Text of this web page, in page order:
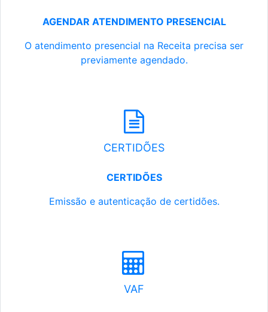
AGENDAR ATENDIMENTO PRESENCIAL
O atendimento presencial na Receita precisa ser
previamente agendado.
CERTIDÕES
CERTIDÕES
Emissão e autenticação de certidões.
VAF